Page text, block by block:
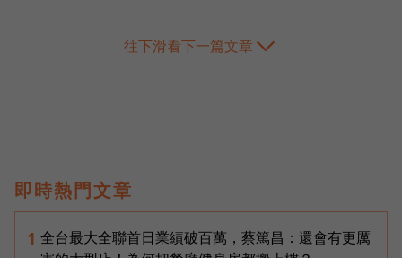
往下滑看下一篇文章
即時熱門文章
1 全台最大全聯首日業績破百萬，蔡篤昌：還會有更厲